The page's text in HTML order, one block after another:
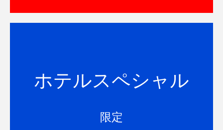
限定
ホテルスペシャル
格にてリーフビューホテルにご滞在く
ださい。
部屋を見る